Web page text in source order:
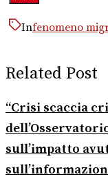
Infenomeno
Related Post
“Crisi scaccia
sull’impatto